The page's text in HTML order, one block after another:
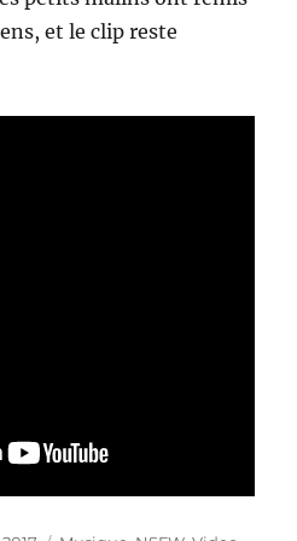
et le clip reste